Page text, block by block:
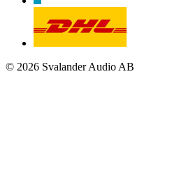
© 2026 Svalander Audio AB